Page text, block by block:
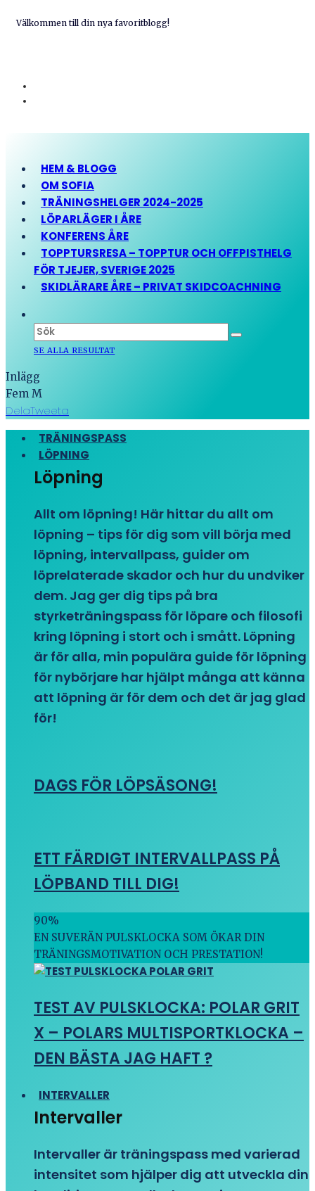
Välkommen till din nya favoritblogg!
HEM & BLOGG
OM SOFIA
TRÄNINGSHELGER 2024-2025
LÖPARLÄGER I ÅRE
KONFERENS ÅRE
TOPPTURSRESA – TOPPTUR OCH OFFPISTHELG
FÖR TJEJER, SVERIGE 2025
SKIDLÄRARE ÅRE – PRIVAT SKIDCOACHNING
SE ALLA RESULTAT
Inlägg
Fem M
DelaTweeta
TRÄNINGSPASS
LÖPNING
Löpning
Allt om löpning! Här hittar du allt om
löpning – tips för dig som vill börja med
löpning, intervallpass, guider om
löprelaterade skador och hur du undviker
dem. Jag ger dig tips på bra
styrketräningspass för löpare och filosofi
kring löpning i stort och i smått. Löpning
är för alla, min populära guide för löpning
för nybörjare har hjälpt många att känna
att löpning är för dem och det är jag glad
för!
DAGS FÖR LÖPSÄSONG!
ETT FÄRDIGT INTERVALLPASS PÅ
LÖPBAND TILL DIG!
90%
EN SUVERÄN PULSKLOCKA SOM ÖKAR DIN
TRÄNINGSMOTIVATION OCH PRESTATION!
TEST AV PULSKLOCKA: POLAR GRIT
X – POLARS MULTISPORTKLOCKA –
DEN BÄSTA JAG HAFT ?
INTERVALLER
Intervaller
Intervaller är träningspass med varierad
intensitet som hjälper dig att utveckla din